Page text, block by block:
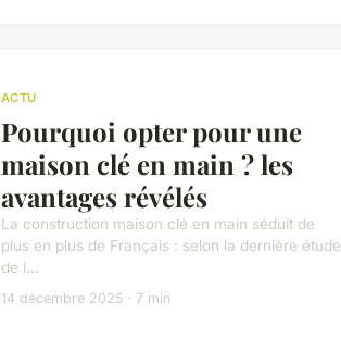
ACTU
Pourquoi opter pour une
maison clé en main ? les
avantages révélés
La construction maison clé en main séduit de
plus en plus de Français : selon la dernière étude
de l...
14 décembre 2025 · 7 min